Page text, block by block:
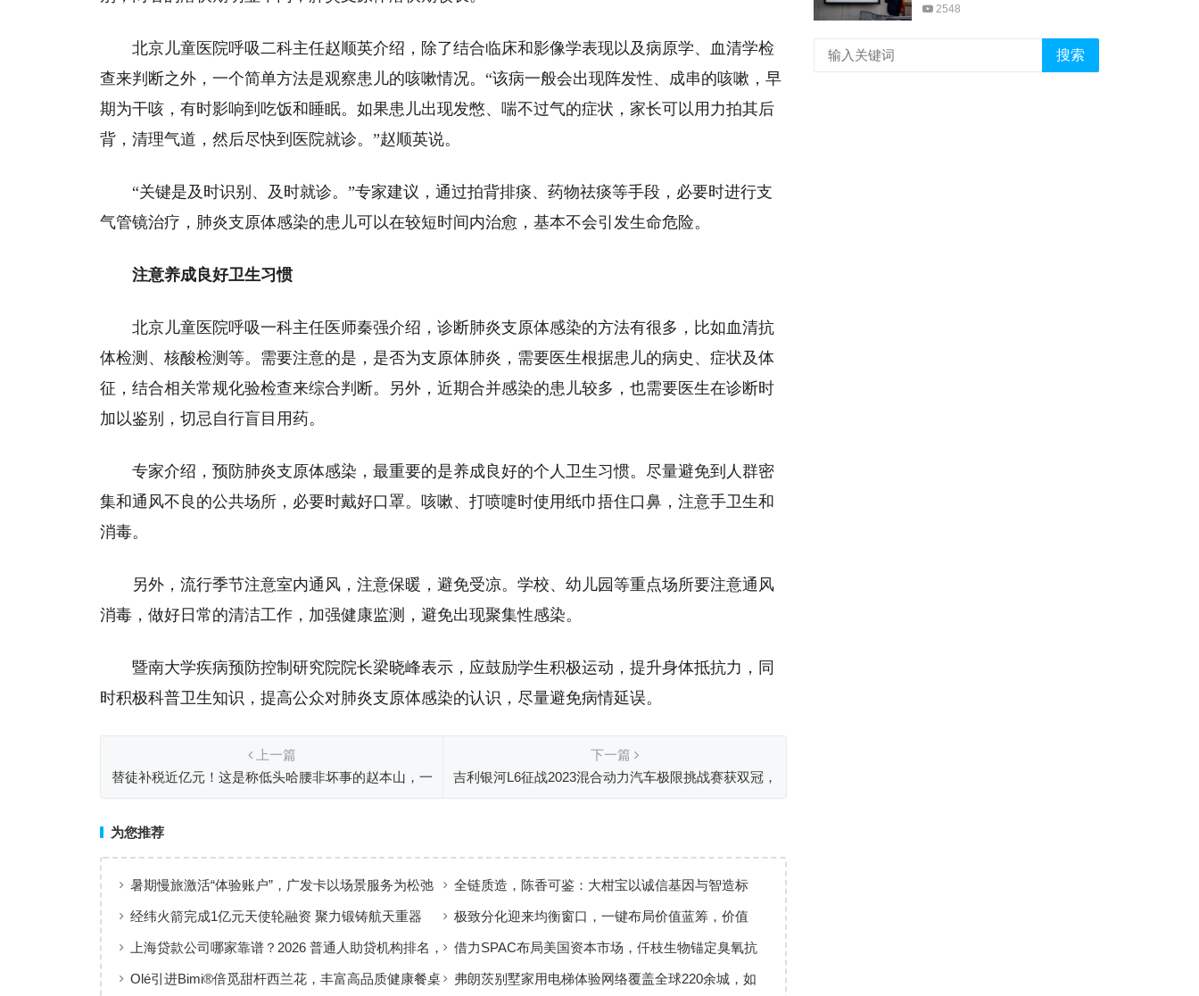
北京儿童医院呼吸二科主任赵顺英介绍，除了结合临床和影像学表现以及病原学、血清学检
查来判断之外，一个简单方法是观察患儿的咳嗽情况。“该病一般会出现阵发性、成串的咳嗽，早
期为干咳，有时影响到吃饭和睡眠。如果患儿出现发憋、喘不过气的症状，家长可以用力拍其后
背，清理气道，然后尽快到医院就诊。”赵顺英说。
“关键是及时识别、及时就诊。”专家建议，通过拍背排痰、药物祛痰等手段，必要时进行支
气管镜治疗，肺炎支原体感染的患儿可以在较短时间内治愈，基本不会引发生命危险。
注意养成良好卫生习惯
北京儿童医院呼吸一科主任医师秦强介绍，诊断肺炎支原体感染的方法有很多，比如血清抗
体检测、核酸检测等。需要注意的是，是否为支原体肺炎，需要医生根据患儿的病史、症状及体
征，结合相关常规化验检查来综合判断。另外，近期合并感染的患儿较多，也需要医生在诊断时
加以鉴别，切忌自行盲目用药。
专家介绍，预防肺炎支原体感染，最重要的是养成良好的个人卫生习惯。尽量避免到人群密
集和通风不良的公共场所，必要时戴好口罩。咳嗽、打喷嚏时使用纸巾捂住口鼻，注意手卫生和
消毒。
另外，流行季节注意室内通风，注意保暖，避免受凉。学校、幼儿园等重点场所要注意通风
消毒，做好日常的清洁工作，加强健康监测，避免出现聚集性感染。
暨南大学疾病预防控制研究院院长梁晓峰表示，应鼓励学生积极运动，提升身体抵抗力，同
时积极科普卫生知识，提高公众对肺炎支原体感染的认识，尽量避免病情延误。
上一篇
替徒补税近亿元！这是称低头哈腰非坏事的赵本山，一
下一篇
吉利银河L6征战2023混合动力汽车极限挑战赛获双冠，
为您推荐
暑期慢旅激活“体验账户”，广发卡以场景服务为松弛
出行添彩
全链质造，陈香可鉴：大柑宝以诚信基因与智造标
准，定义新会陈皮高质量发展
经纬火箭完成1亿元天使轮融资 聚力锻铸航天重器
极致分化迎来均衡窗口，一键布局价值蓝筹，价值
ETF华夏火热开售
上海贷款公司哪家靠谱？2026 普通人助贷机构排名，
工薪族借钱选择指南
借力SPAC布局美国资本市场，仟枝生物锚定臭氧抗
菌黄金赛道
Olé引进Bimi®倍觅甜杆西兰花，丰富高品质健康餐桌
弗朗茨别墅家用电梯体验网络覆盖全球220余城，如
2548
搜索